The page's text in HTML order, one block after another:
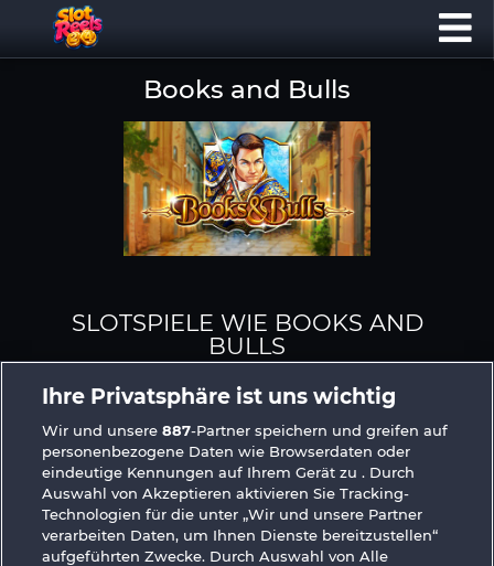
Books and Bulls
SLOTSPIELE WIE BOOKS AND
BULLS
Book Of The Ages Magic Book 6
Ihre Privatsphäre ist uns wichtig
Wir und unsere887-Partner speichern und greifen auf
personenbezogene Daten wie Browserdaten oder
eindeutige Kennungen auf Ihrem Gerät zu . Durch
Auswahl von Akzeptieren aktivieren Sie Tracking-
Technologien für die unter „Wir und unsere Partner
verarbeiten Daten, um Ihnen Dienste bereitzustellen“
aufgeführten Zwecke. Durch Auswahl von Alle